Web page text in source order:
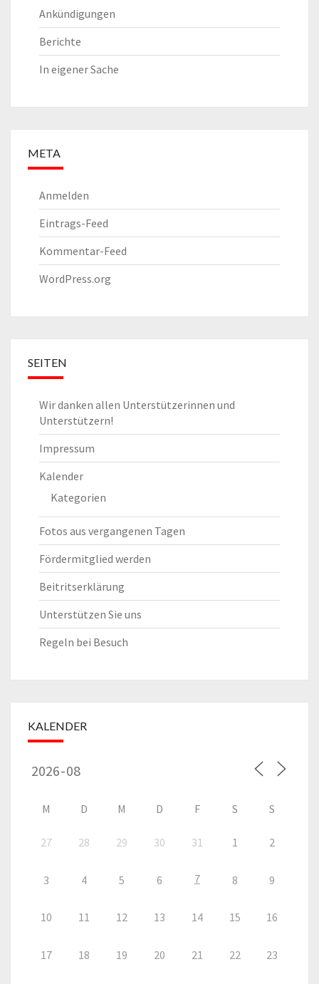
Ankündigungen
Berichte
In eigener Sache
META
Anmelden
Eintrags-Feed
Kommentar-Feed
WordPress.org
SEITEN
Wir danken allen Unterstützerinnen und
Unterstützern!
Impressum
Kalender
Kategorien
Fotos aus vergangenen Tagen
Fördermitglied werden
Beitritserklärung
Unterstützen Sie uns
Regeln bei Besuch
KALENDER
M D M D F S S
27 28 29 30 31 1 2
3 4 5 6 7 8 9
10 11 12 13 14 15 16
17 18 19 20 21 22 23